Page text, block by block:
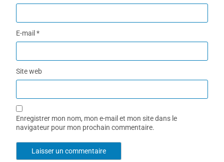
E-mail*
Site web
Enregistrer mon nom, mon e-mail et mon site dans le
navigateur pour mon prochain commentaire.